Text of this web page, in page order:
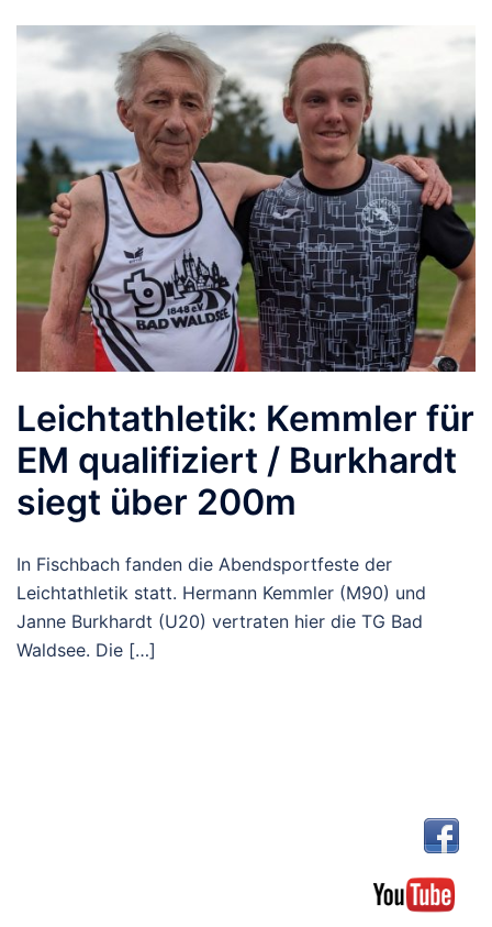
Leichtathletik: Kemmler für
EM qualifiziert / Burkhardt
siegt über 200m
In Fischbach fanden die Abendsportfeste der
Leichtathletik statt. Hermann Kemmler (M90) und
Janne Burkhardt (U20) vertraten hier die TG Bad
Waldsee. Die […]